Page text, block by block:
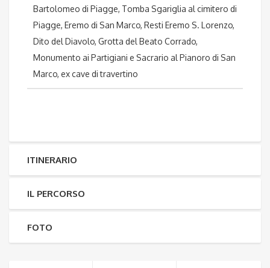
Bartolomeo di Piagge, Tomba Sgariglia al cimitero di
Piagge, Eremo di San Marco, Resti Eremo S. Lorenzo,
Dito del Diavolo, Grotta del Beato Corrado,
Monumento ai Partigiani e Sacrario al Pianoro di San
Marco, ex cave di travertino
ITINERARIO
IL PERCORSO
FOTO